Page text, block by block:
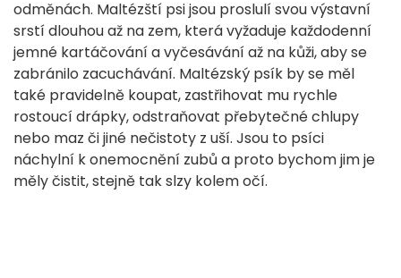
odměnách. Maltézští psi jsou proslulí svou výstavní
srstí dlouhou až na zem, která vyžaduje každodenní
jemné kartáčování a vyčesávání až na kůži, aby se
zabránilo zacuchávání. Maltézský psík by se měl
také pravidelně koupat, zastřihovat mu rychle
rostoucí drápky, odstraňovat přebytečné chlupy
nebo maz či jiné nečistoty z uší. Jsou to psíci
náchylní k onemocnění zubů a proto bychom jim je
měly čistit, stejně tak slzy kolem očí.